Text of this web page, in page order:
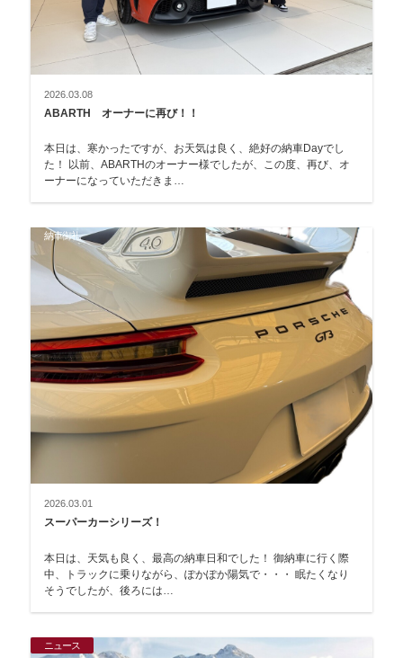
2026.03.08
ABARTH オーナーに再び！！
本日は、寒かったですが、お天気は良く、絶好の納車Dayでし
た！ 以前、ABARTHのオーナー様でしたが、この度、再び、オ
ーナーになっていただきま…
納車御礼
2026.03.01
スーパーカーシリーズ！
本日は、天気も良く、最高の納車日和でした！ 御納車に行く際
中、トラックに乗りながら、ぽかぽか陽気で・・・ 眠たくなり
そうでしたが、後ろには…
ニュース